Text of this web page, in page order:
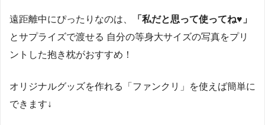
遠距離中にぴったりなのは、
「私だと思って使ってね♥」
とサプライズで渡せる 自分の等身大サイズの写真をプリ
ントした抱き枕がおすすめ！
オリジナルグッズを作れる「ファンクリ」を使えば簡単に
できます↓